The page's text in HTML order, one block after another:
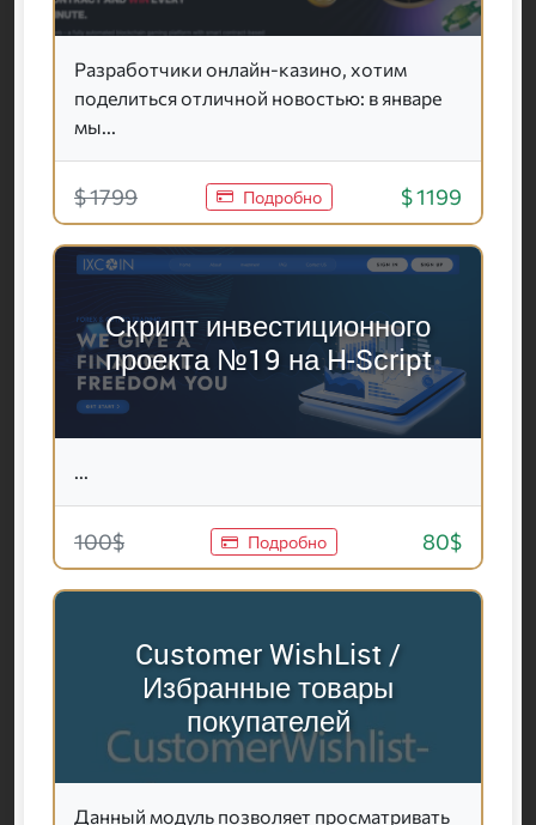
Разработчики онлайн-казино, хотим
поделиться отличной новостью: в январе
мы...
$ 1799 Подробно $ 1199
Скрипт инвестиционного
проекта №19 на H-Script
100$ Подробно 80$
Customer WishList /
Избранные товары
покупателей
Данный модуль позволяет просматривать